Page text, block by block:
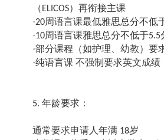
（ ELICOS）再衔接主课
·20周语言课最低雅思总分不低
·10周语言课雅思总分不低于5.5
·部分课程（如护理、幼教）要
·纯语言课 不强制要求英文成绩
5. 年龄要求：
通常要求申请人年满 18岁